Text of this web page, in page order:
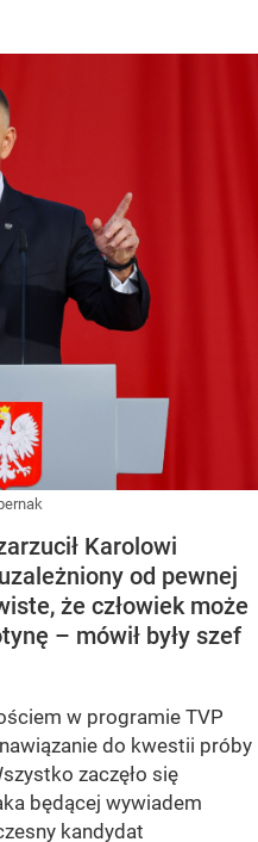
Karolowi
od pewnej
że człowiek może
– mówił były szef
w programie TVP
do kwestii próby
zaczęło się
będącej wywiadem
kandydat